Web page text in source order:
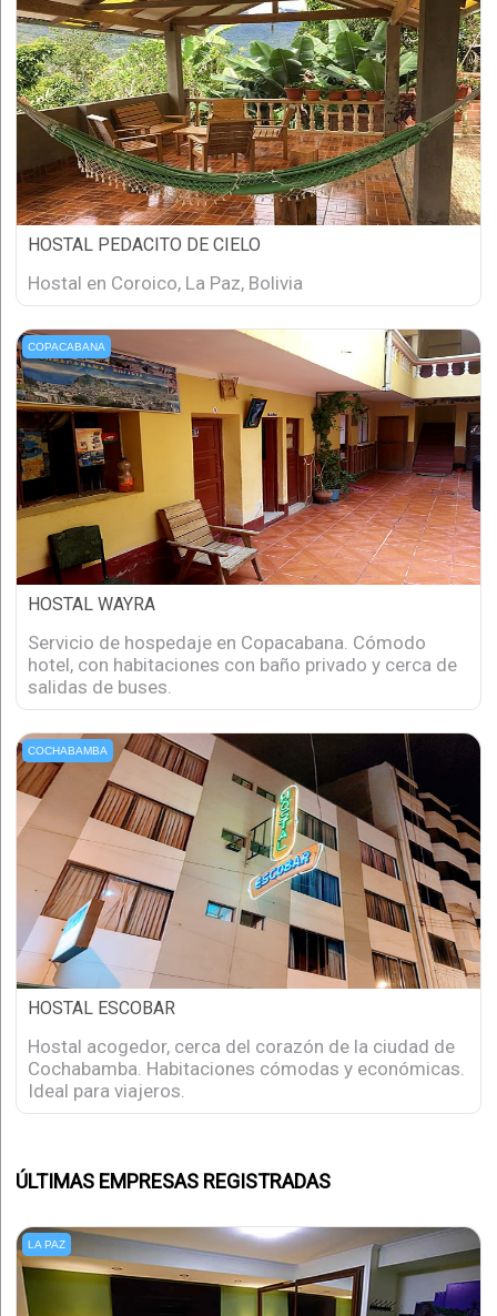
HOSTAL PEDACITO DE CIELO
Hostal en Coroico, La Paz, Bolivia
COPACABANA
HOSTAL WAYRA
Servicio de hospedaje en Copacabana. Cómodo
hotel, con habitaciones con baño privado y cerca de
salidas de buses.
COCHABAMBA
HOSTAL ESCOBAR
Hostal acogedor, cerca del corazón de la ciudad de
Cochabamba. Habitaciones cómodas y económicas.
Ideal para viajeros.
ÚLTIMAS EMPRESAS REGISTRADAS
LA PAZ